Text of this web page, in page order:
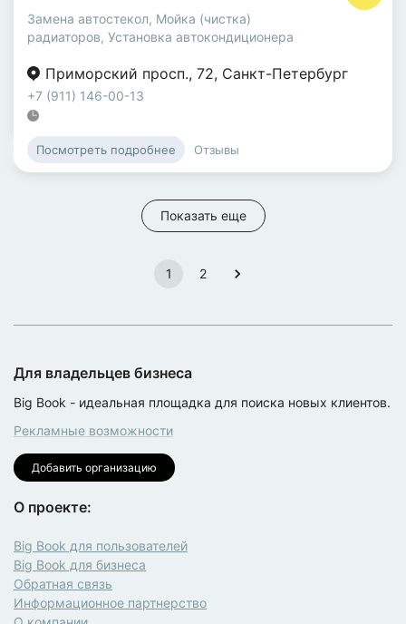
Замена автостекол, Мойка (чистка)
радиаторов, Установка автокондиционера
Приморский просп., 72, Санкт-Петербург
+7 (911) 146-00-13
Посмотреть подробнее Отзывы
Показать еще
1 2
Для владельцев бизнеса
Big Book - идеальная площадка для поиска новых клиентов.
Рекламные возможности
Добавить организацию
О проекте:
Big Book для пользователей
Big Book для бизнеса
Обратная связь
Информационное партнерство